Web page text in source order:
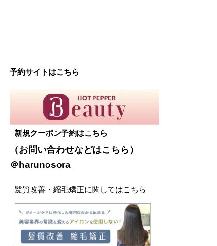
予約サイトはこちら
新規クーポン予約はこちら
（お問い合わせなどはこちら ）
＠harunosora
髪質改善・縮毛矯正に関してはこちら